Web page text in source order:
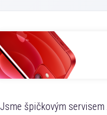
Jsme špičkovým